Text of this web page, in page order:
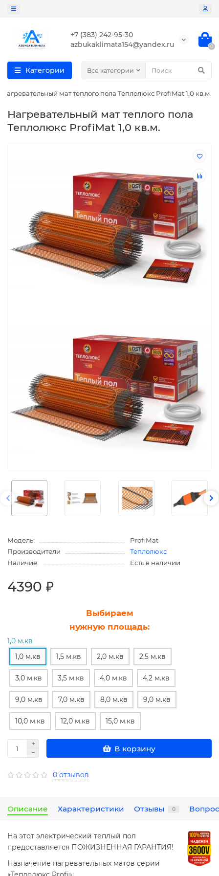
+7 (383) 242-95-30
azbukaklimata154@yandex.ru
0
Категории Все категории
Нагревательный мат теплого пола Теплолюкс ProfiMat 1,0 кв.м.
Нагревательный мат теплого пола
Теплолюкс ProfiMat 1,0 кв.м.
Модель:
ProfiMat
Производители
Теплолюкс
Наличие:
Есть в наличии
4390 ₽
Выбираем
нужную площадь:
1,0 м.кв
1,0 м.кв
1,5 м.кв 2,0 м.кв 2,5 м.кв
3,0 м.кв 3,5 м.кв 4,0 м.кв 4,2 м.кв
9,0 м.кв 7,0 м.кв 8,0 м.кв 9,0 м.кв
10,0 м.кв 12,0 м.кв 15,0 м.кв
В корзину
0 отзывов
Описание Характеристики Отзывы 0
На этот электрический теплый пол
предоставляется ПОЖИЗНЕННАЯ ГАРАНТИЯ!
Назначение нагревательных матов серии